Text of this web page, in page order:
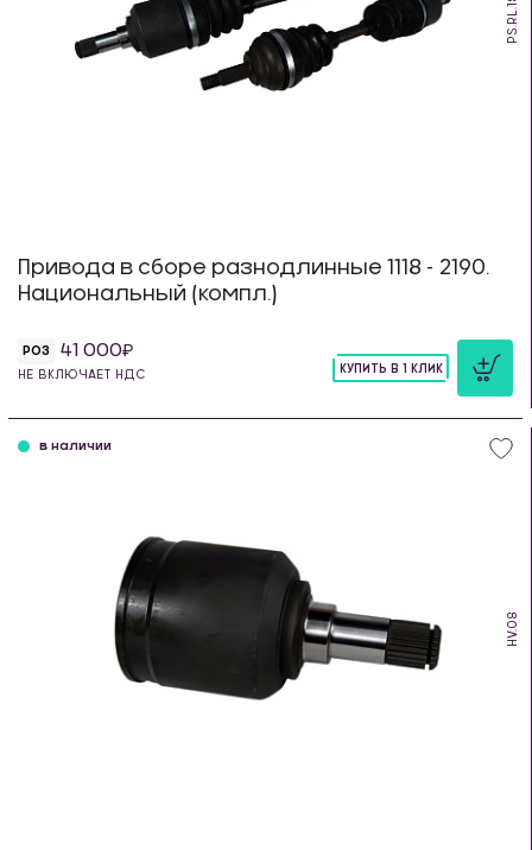
PS.RL.18
Привода в сборе разнодлинные 1118 - 2190.
Национальный (компл.)
РОЗ 41 000
НЕ ВКЛЮЧАЕТ НДС
КУПИТЬ В 1 КЛИК
HV.08
в наличии